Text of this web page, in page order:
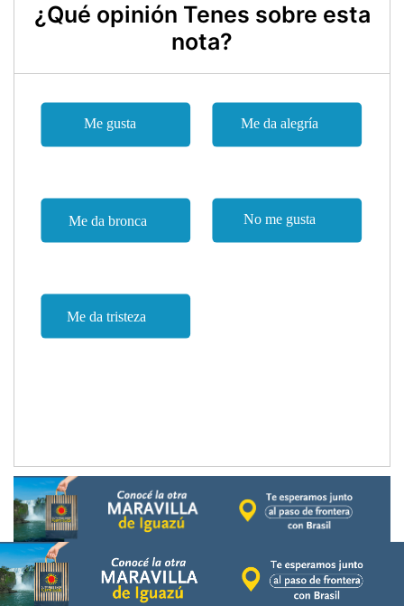
¿Qué opinión Tenes sobre esta
nota?